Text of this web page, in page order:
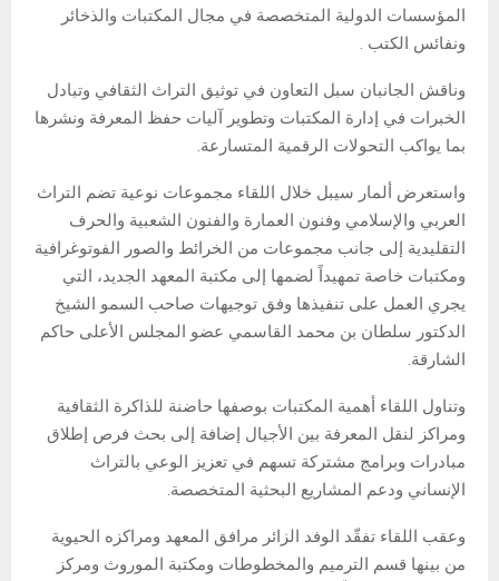
المؤسسات الدولية المتخصصة في مجال المكتبات والذخائر
ونفائس الكتب .
وناقش الجانبان سبل التعاون في توثيق التراث الثقافي وتبادل
الخبرات في إدارة المكتبات وتطوير آليات حفظ المعرفة ونشرها
بما يواكب التحولات الرقمية المتسارعة.
واستعرض ألمار سيبل خلال اللقاء مجموعات نوعية تضم التراث
العربي والإسلامي وفنون العمارة والفنون الشعبية والحرف
التقليدية إلى جانب مجموعات من الخرائط والصور الفوتوغرافية
ومكتبات خاصة تمهيداً لضمها إلى مكتبة المعهد الجديد، التي
يجري العمل على تنفيذها وفق توجيهات صاحب السمو الشيخ
الدكتور سلطان بن محمد القاسمي عضو المجلس الأعلى حاكم
الشارقة.
وتناول اللقاء أهمية المكتبات بوصفها حاضنة للذاكرة الثقافية
ومراكز لنقل المعرفة بين الأجيال إضافة إلى بحث فرص إطلاق
مبادرات وبرامج مشتركة تسهم في تعزيز الوعي بالتراث
الإنساني ودعم المشاريع البحثية المتخصصة.
وعقب اللقاء تفقّد الوفد الزائر مرافق المعهد ومراكزه الحيوية
من بينها قسم الترميم والمخطوطات ومكتبة الموروث ومركز